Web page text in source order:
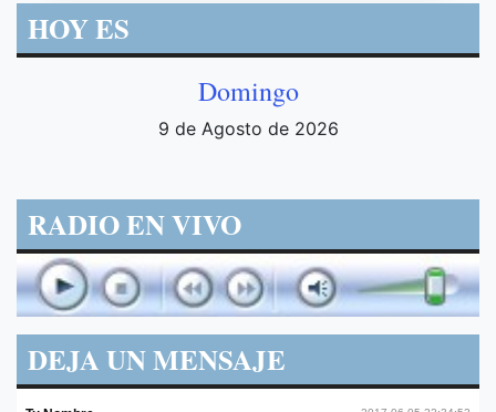
HOY ES
Domingo
9 de Agosto de 2026
RADIO EN VIVO
DEJA UN MENSAJE